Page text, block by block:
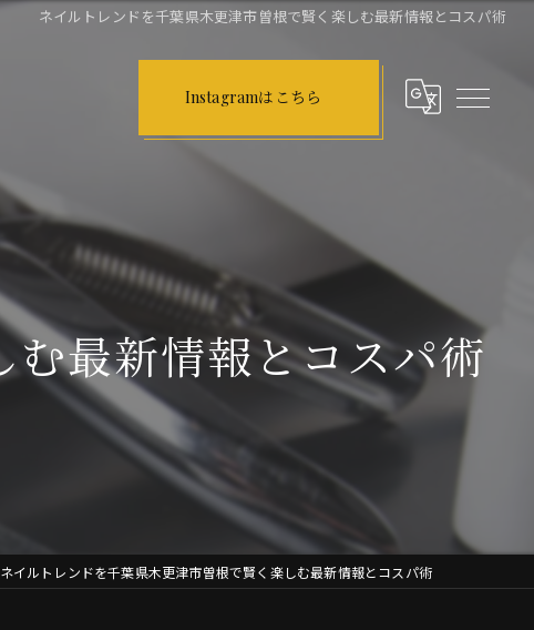
ネイルトレンドを千葉県木更津市曽根で賢く楽しむ最新情報とコスパ術
Instagramはこちら
最新情報とコスパ術
ネイルトレンドを千葉県木更津市曽根で賢く楽しむ最新情報とコスパ術